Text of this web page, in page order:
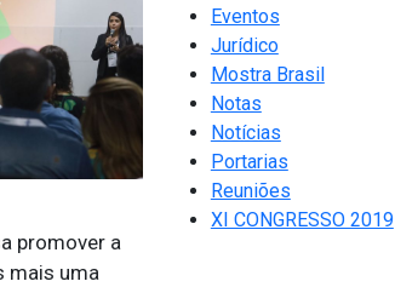
promover a
mais uma
Eventos
Jurídico
Mostra Brasil
Notas
Notícias
Portarias
Reuniões
XI CONGRESSO 2019